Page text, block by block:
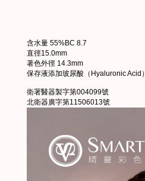
含水量 55%BC 8.7
直徑15.0mm
著色外徑 14.3mm
保存液添加玻尿酸（Hyaluronic Acid）
衛署醫器製字第004099號
北衛器廣字第11506013號